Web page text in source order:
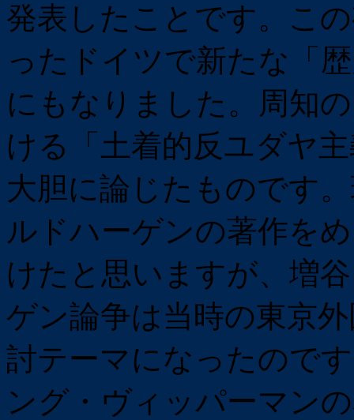
発表したことです。こ
ったドイツで新たな「
にもなりました。周知
ける「土着的反ユダヤ
大胆に論じたものです
ルドハーゲンの著作を
けたと思いますが、増
ゲン論争は当時の東京
討テーマになったので
ング・ヴィッパーマン